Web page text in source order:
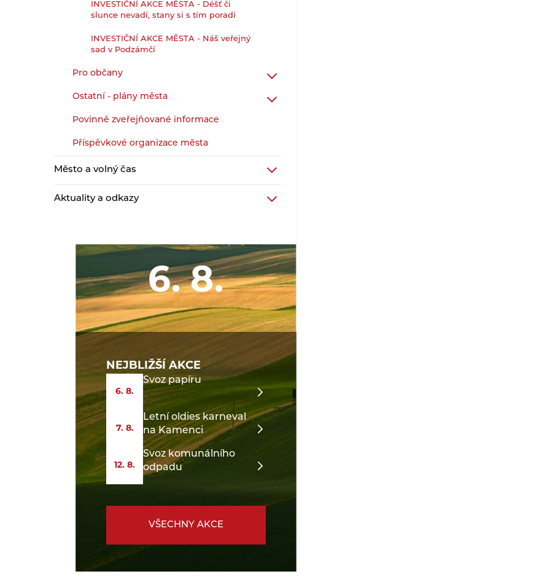
INVESTIČNÍ AKCE MĚSTA - Déšť či
slunce nevadí, stany si s tím poradí
INVESTIČNÍ AKCE MĚSTA - Náš veřejný
sad v Podzámčí
Pro občany
Ostatní - plány města
Povinně zveřejňované informace
Příspěvkové organizace města
Město a volný čas
Aktuality a odkazy
6. 8.
NEJBLIŽŠÍ AKCE
6. 8.
Svoz papíru
7. 8.
Letní oldies karneval
na Kamenci
12. 8.
Svoz komunálního
odpadu
VŠECHNY AKCE